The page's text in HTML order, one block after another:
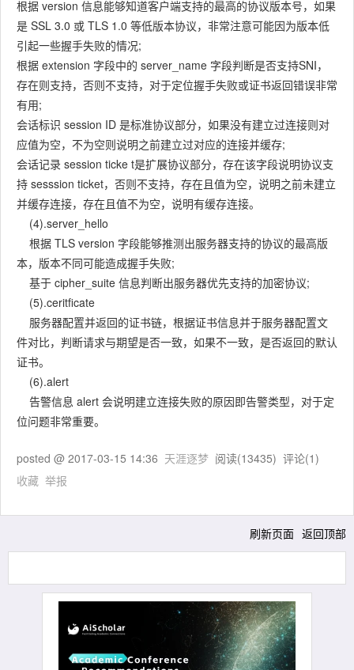
根据 version 信息能够知道客户端支持的最高的协议版本号，如果
是 SSL 3.0 或 TLS 1.0 等低版本协议，非常注意可能因为版本低
引起一些握手失败的情况;
根据 extension 字段中的 server_name 字段判断是否支持SNI，
存在则支持，否则不支持，对于定位握手失败或证书返回错误非常
有用;
会话标识 session ID 是标准协议部分，如果没有建立过连接则对
应值为空，不为空则说明之前建立过对应的连接并缓存;
会话记录 session ticke t是扩展协议部分，存在该字段说明协议支
持 sesssion ticket，否则不支持，存在且值为空，说明之前未建立
并缓存连接，存在且值不为空，说明有缓存连接。
(4).server_hello
根据 TLS version 字段能够推测出服务器支持的协议的最高版
本，版本不同可能造成握手失败;
基于 cipher_suite 信息判断出服务器优先支持的加密协议;
(5).ceritficate
服务器配置并返回的证书链，根据证书信息并于服务器配置文
件对比，判断请求与期望是否一致，如果不一致，是否返回的默认
证书。
(6).alert
告警信息 alert 会说明建立连接失败的原因即告警类型，对于定
位问题非常重要。
posted @ 2017-03-15 14:36 天涯逐梦 阅读(13435) 评论(1)
收藏 举报
刷新页面 返回顶部